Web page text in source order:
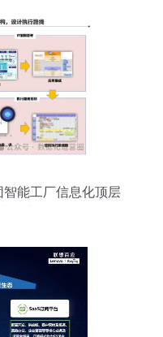
能工厂信息化顶层